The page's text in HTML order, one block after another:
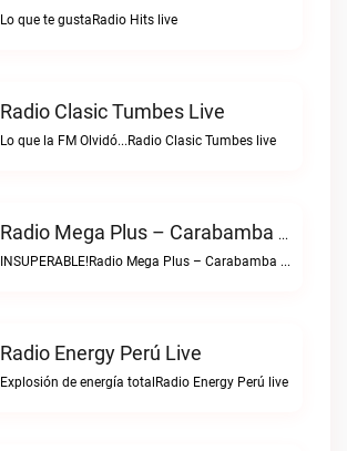
Lo que te gustaRadio Hits live
Radio Clasic Tumbes Live
Lo que la FM Olvidó...Radio Clasic Tumbes live
Radio Mega Plus – Carabamba Live
INSUPERABLE!Radio Mega Plus – Carabamba live
Radio Energy Perú Live
Explosión de energía totalRadio Energy Perú live